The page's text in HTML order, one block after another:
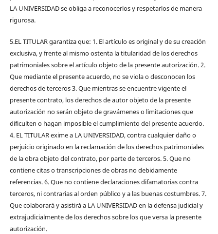
LA UNIVERSIDAD se obliga a reconocerlos y respetarlos de manera
rigurosa.
5.EL TITULAR garantiza que: 1. El artículo es original y de su creación
exclusiva, y frente al mismo ostenta la titularidad de los derechos
patrimoniales sobre el artículo objeto de la presente autorización. 2.
Que mediante el presente acuerdo, no se viola o desconocen los
derechos de terceros 3. Que mientras se encuentre vigente el
presente contrato, los derechos de autor objeto de la presente
autorización no serán objeto de gravámenes o limitaciones que
dificulten o hagan imposible el cumplimiento del presente acuerdo.
4. EL TITULAR exime a LA UNIVERSIDAD, contra cualquier daño o
perjuicio originado en la reclamación de los derechos patrimoniales
de la obra objeto del contrato, por parte de terceros. 5. Que no
contiene citas o transcripciones de obras no debidamente
referencias. 6. Que no contiene declaraciones difamatorias contra
terceros, ni contrarias al orden público y a las buenas costumbres. 7.
Que colaborará y asistirá a LA UNIVERSIDAD en la defensa judicial y
extrajudicialmente de los derechos sobre los que versa la presente
autorización.